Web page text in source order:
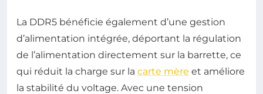
La DDR5 bénéficie également d’une gestion
d’alimentation intégrée, déportant la régulation
de l’alimentation directement sur la barrette, ce
qui réduit la charge sur la carte mère et améliore
la stabilité du voltage. Avec une tension